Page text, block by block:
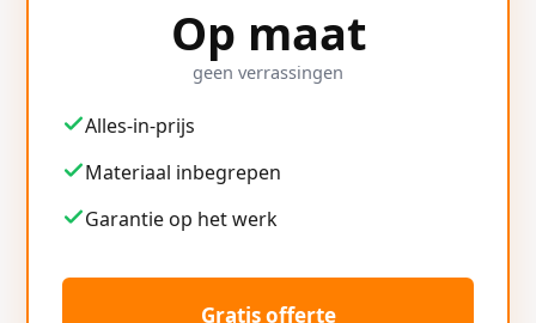
Op maat
geen verrassingen
Alles-in-prijs
Materiaal inbegrepen
Garantie op het werk
Gratis offerte